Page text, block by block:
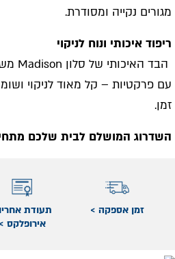
מגורים נקייה ומסודרת.
ריפוד איכותי ונוח לניקוי
הבד האיכותי של סלון Madison
עם פרקטיות – קל מאוד לניקוי
זמן.
השדרוג המושלם לבית שלכם
זמן אספקה >
תעודת
אירופלקס >